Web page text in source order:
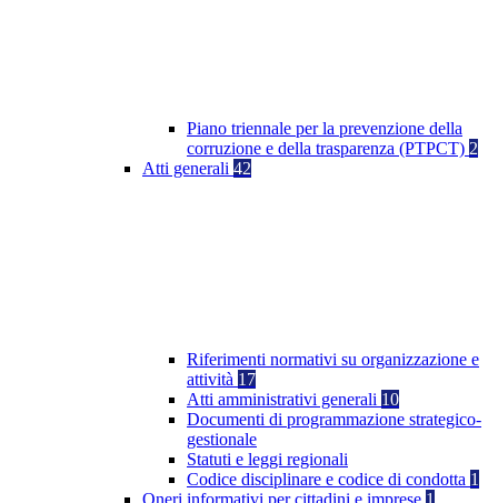
Piano triennale per la prevenzione della
corruzione e della trasparenza (PTPCT) 2
Atti generali 42
Riferimenti normativi su organizzazione e
attività 17
Atti amministrativi generali 10
Documenti di programmazione strategico-
gestionale
Statuti e leggi regionali
Codice disciplinare e codice di condotta 1